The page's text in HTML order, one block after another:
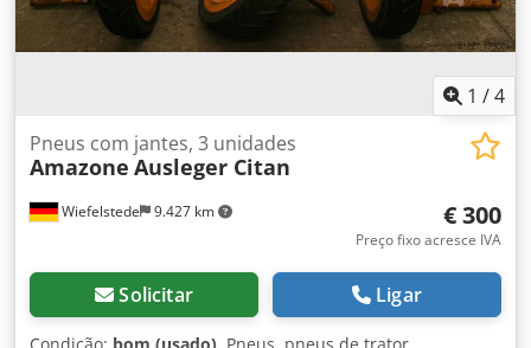
1 /4
Wiefelstede 9.427 km
Pneus com jantes, 3 unidades
Amazone Ausleger Citan
€ 300
Preço fixo acresce IVA
Solicitar Ligar
Condição: bom (usado), Pneus, pneus de trator,